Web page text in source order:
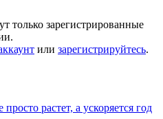
только зарегистрированные
или зарегистрируйтесь.
растет, а ускоряется год